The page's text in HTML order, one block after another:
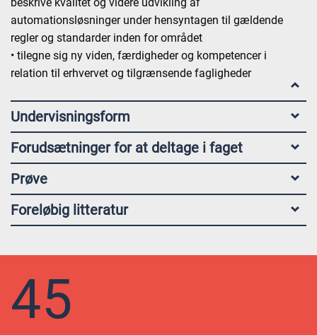
automationsløsninger under hensyntagen til gældende
regler og standarder inden for området
• tilegne sig ny viden, færdigheder og kompetencer i
relation til erhvervet og tilgrænsende fagligheder
Undervisningsform
Forudsætninger for at deltage i faget
Prøve
Foreløbig litteratur
45